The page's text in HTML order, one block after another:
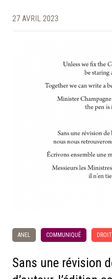
27 AVRIL 2023
ANEL COMMUNIQUÉ
Sans une révision